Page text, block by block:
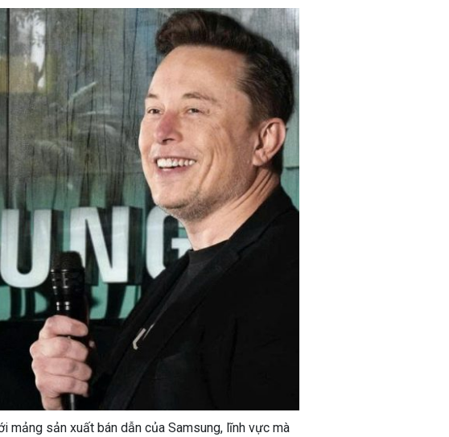
mảng sản xuất bán dẫn của Samsung, lĩnh vực mà